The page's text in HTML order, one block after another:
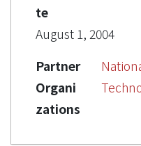
te
August 1, 2004
Partner
Organi
zations